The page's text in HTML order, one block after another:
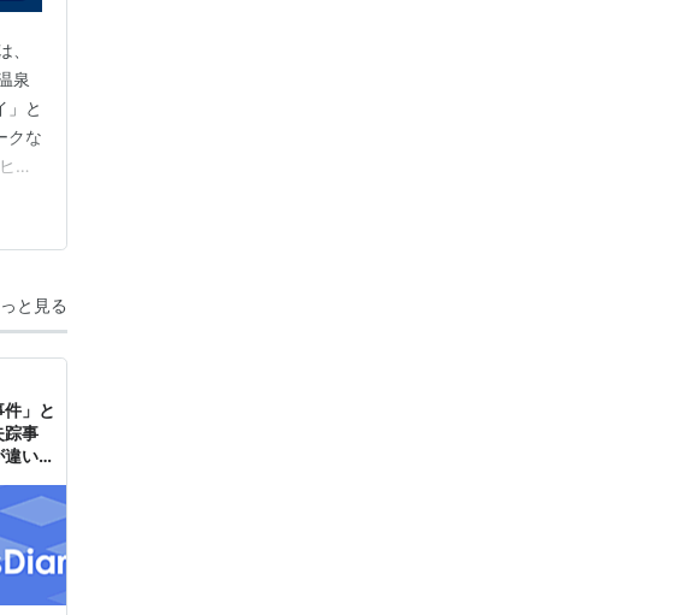
、
泉
」と
クな
民
と見る
件」と
踪事
いす